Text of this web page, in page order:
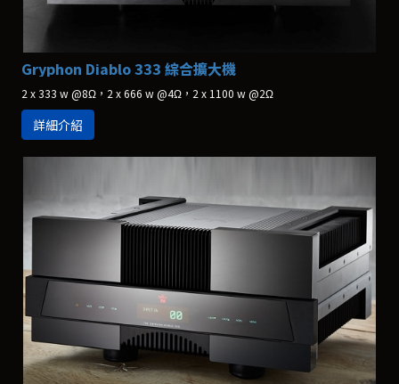
Gryphon Diablo 333 綜合擴大機
2 x 333 w @8Ω，2 x 666 w @4Ω，2 x 1100 w @2Ω
詳細介紹